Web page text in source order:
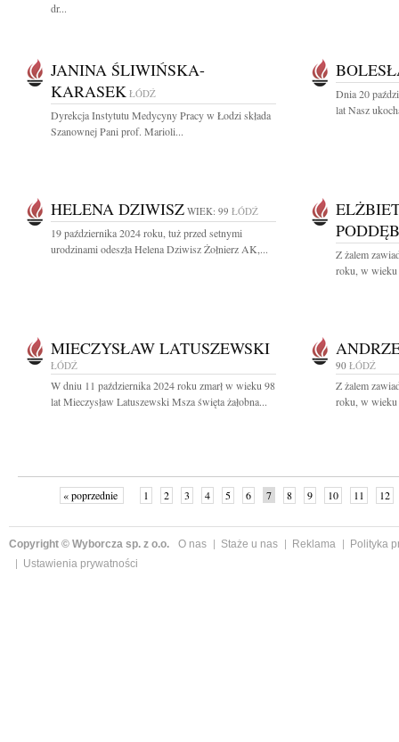
dr...
JANINA ŚLIWIŃSKA-
KARASEK ŁÓDŹ
Dyrekcja Instytutu Medycyny Pracy w Łodzi składa
Szanownej Pani prof. Marioli...
Dnia 20
lat Nasz
HELENA DZIWISZ WIEK: 99 ŁÓDŹ
19 października 2024 roku, tuż przed setnymi
urodzinami odeszła Helena Dziwisz Żołnierz AK,...
Z żalem
roku, w wieku
MIECZYSŁAW LATUSZEWSKI
ŁÓDŹ
W dniu 11 października 2024 roku zmarł w wieku 98
lat Mieczysław Latuszewski Msza święta żałobna...
90 ŁÓDŹ
Z żalem
roku, w wieku
« poprzednie 1 2 3 4 5 6 7 8 9 10 11 12
Copyright © Wyborcza sp. z o.o. O nas Staże u nas Reklama
Polityka
Ustawienia prywatności